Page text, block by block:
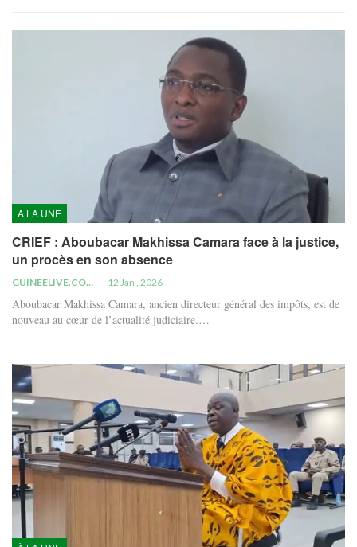
À LA UNE
CRIEF : Aboubacar Makhissa Camara face à la justice,
un procès en son absence
GUINEELIVE.COM 12 Jan , 2026
Aboubacar Makhissa Camara, ancien directeur général des impôts, est de
nouveau au cœur de l’actualité judiciaire.…